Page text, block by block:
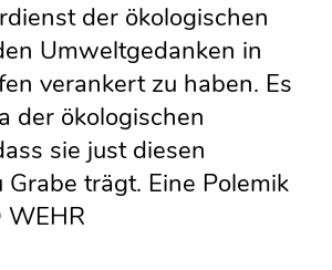
der ökologischen
Umweltgedanken in
verankert zu haben. Es
der ökologischen
sie just diesen
Grabe trägt. Eine Polemik
WEHR